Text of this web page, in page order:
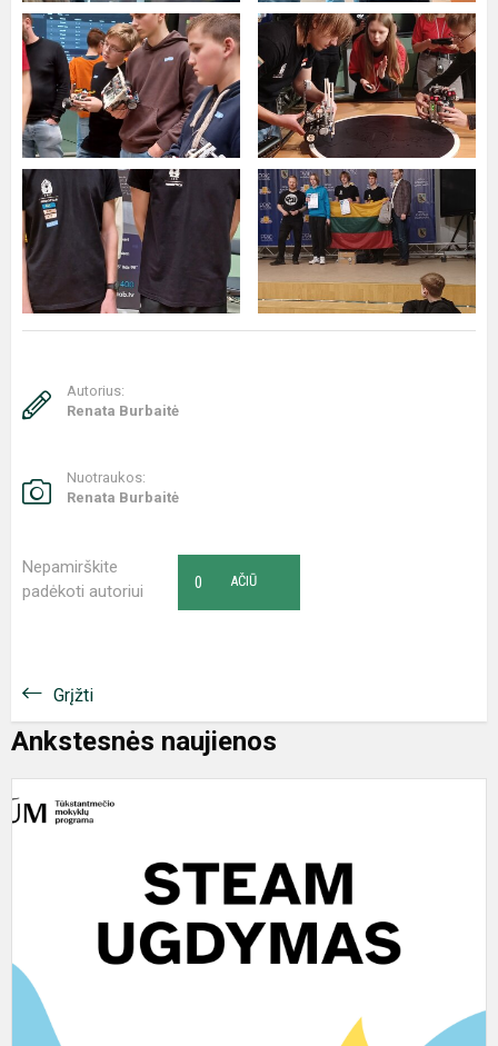
Autorius:
Renata Burbaitė
Nuotraukos:
Renata Burbaitė
Nepamirškite
padėkoti autoriui
AČIŪ
0
Grįžti
Ankstesnės naujienos